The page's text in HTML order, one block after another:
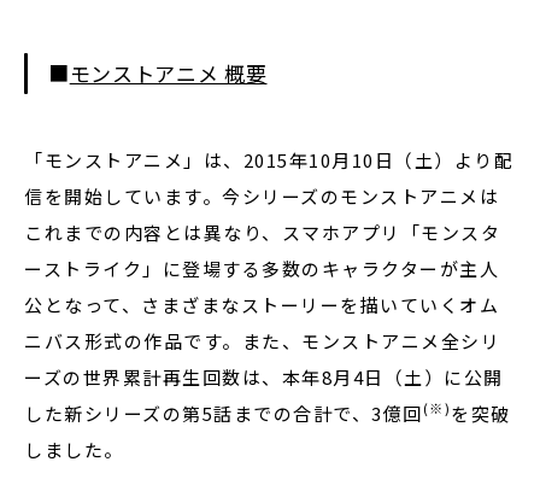
■モンストアニメ 概要
「モンストアニメ」は、2015年10月10日（土）より配
信を開始しています。今シリーズのモンストアニメは
これまでの内容とは異なり、スマホアプリ「モンスタ
ーストライク」に登場する多数のキャラクターが主人
公となって、さまざまなストーリーを描いていくオム
ニバス形式の作品です。また、モンストアニメ全シリ
ーズの世界累計再生回数は、本年8月4日（土）に公開
した新シリーズの第5話までの合計で、3億回(※)を突破
しました。